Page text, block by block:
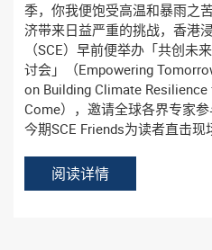
季，你我便饱受高温和暴雨之
济带来日益严重的挑战，香港
（SCE）早前便举办「共创未
讨会」（Empowering
on Building Climate
Come），邀请全球各界专家参
今期SCE Friends为读者直击现
阅读详情